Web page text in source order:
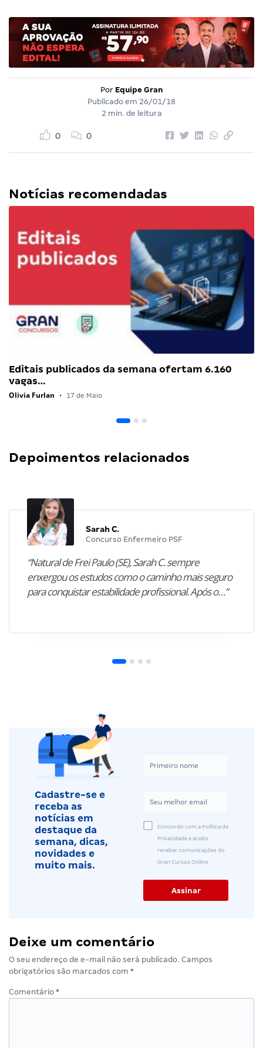
Por Equipe Gran
Publicado em 26/01/18
2 min. de leitura
0 0
Notícias recomendadas
Editais publicados da semana ofertam 6.160
vagas…
Olivia Furlan • 17 de Maio
Depoimentos relacionados
Sarah C.
Concurso Enfermeiro PSF
“Natural de Frei Paulo (SE), Sarah C. sempre
enxergou os estudos como o caminho mais seguro
para conquistar estabilidade profissional. Após o…”
Cadastre-se e
receba as
notícias em
destaque da
semana, dicas,
novidades e
muito mais.
Concordo com a Política de
Privacidade e aceito
receber comunicações do
Gran Cursos Online.
Deixe um comentário
O seu endereço de e-mail não será publicado. Campos
obrigatórios são marcados com *
Comentário *